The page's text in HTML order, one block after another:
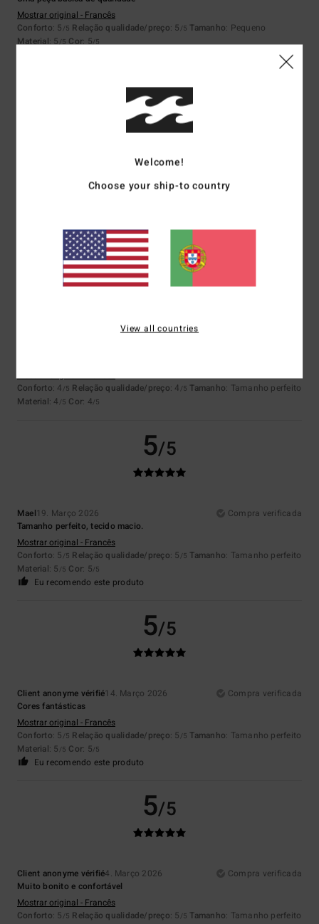
Mostrar original - Francês
Conforto: 5 /5 Relação qualidade/preço: 5 /5 Tamanho: Pequeno
Material: 5 /5 Cor: 5/5
5/5
Mostrar original - Francês
Relação qualidade/preço: 4 Tamanho: Tamanho perfeito
5
Conforto: 4 /5 Relação qualidade/preço: 4 /5 Tamanho: Tamanho perfeito
Material: 4 /5 Cor: 4/5
5/5
Mael19. Março 2026
Compra verificada
Tamanho perfeito, tecido macio.
Mostrar original - Francês
Conforto: 5 /5 Relação qualidade/preço: 5 /5 Tamanho: Tamanho perfeito
Material: 5 /5 Cor: 5/5
Eu recomendo este produto
5/5
Client anonyme vérifié14. Março 2026
Compra verificada
Cores fantásticas
Mostrar original - Francês
Conforto: 5 /5 Relação qualidade/preço: 5 /5 Tamanho: Tamanho perfeito
Material: 5 /5 Cor: 5/5
Eu recomendo este produto
5/5
Client anonyme vérifié4. Março 2026
Compra verificada
Muito bonito e confortável
Mostrar original - Francês
Conforto: 5 /5 Relação qualidade/preço: 5 /5 Tamanho: Tamanho perfeito
Welcome!
Choose your ship-to country
View all countries